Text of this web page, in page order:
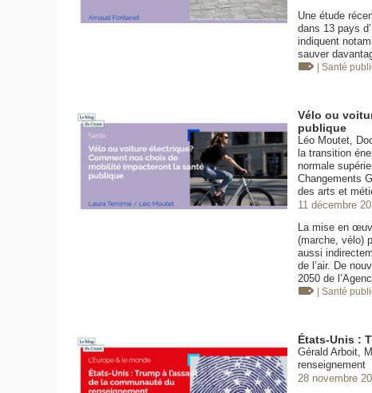
Une étude
dans 13 pays
indiquent
sauver
| Santé
Vélo ou
publique
Léo Moutet,
la transition
normale
Changements
des arts et
11 décembre
La mise en
(marche, vélo)
aussi
de l’air. De
2050 de
| Santé
États-Unis :
Gérald Arboit,
renseignement
28 novembre